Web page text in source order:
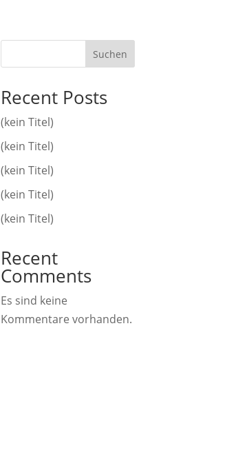
Suchen
Recent Posts
(kein Titel)
(kein Titel)
(kein Titel)
(kein Titel)
(kein Titel)
Recent
Comments
Es sind keine
Kommentare vorhanden.